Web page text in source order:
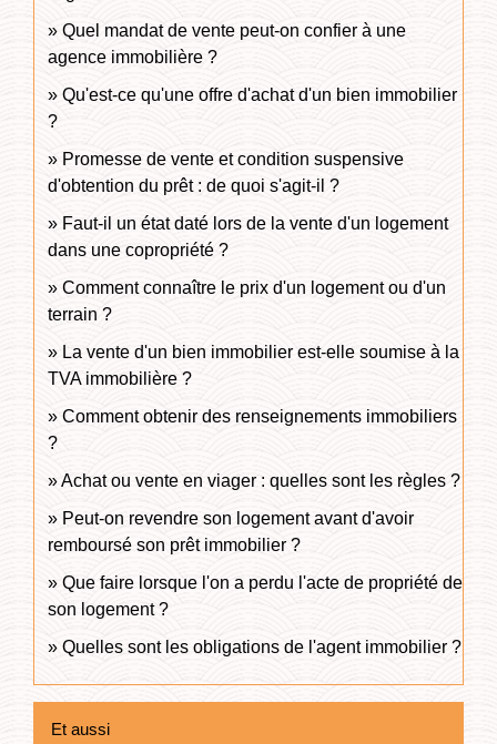
Quel mandat de vente peut-on confier à une
agence immobilière ?
Qu'est-ce qu'une offre d'achat d'un bien immobilier
?
Promesse de vente et condition suspensive
d'obtention du prêt : de quoi s'agit-il ?
Faut-il un état daté lors de la vente d'un logement
dans une copropriété ?
Comment connaître le prix d'un logement ou d'un
terrain ?
La vente d'un bien immobilier est-elle soumise à la
TVA immobilière ?
Comment obtenir des renseignements immobiliers
?
Achat ou vente en viager : quelles sont les règles ?
Peut-on revendre son logement avant d'avoir
remboursé son prêt immobilier ?
Que faire lorsque l'on a perdu l'acte de propriété de
son logement ?
Quelles sont les obligations de l'agent immobilier ?
Et aussi